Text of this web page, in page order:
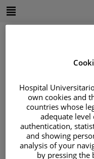
Saltar
Selector
de
idioma
/ÁREA DEL
/SOBRE EL
/INFORMACIÓN
INFORMACIÓN
Hospital
own cookies and
countries whose
adequate
authentication,
and showing
analysis of your
by pressing the